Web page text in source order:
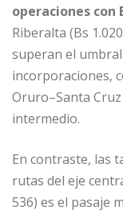
operaciones con
Riberalta (Bs
superan el
incorporaciones,
Oruro–Santa
intermedio.
En contraste, las
rutas del eje
536) es el pasaje